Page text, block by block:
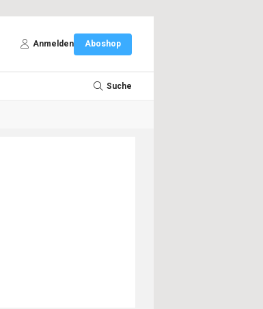
Anmelden Aboshop
Suche